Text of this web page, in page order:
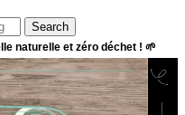
Search